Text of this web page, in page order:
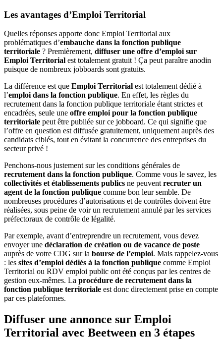
Les avantages d’Emploi Territorial
Quelles réponses apporte donc Emploi Territorial aux
problématiques d’embauche dans la fonction publique
territoriale ? Premièrement, diffuser une offre d’emploi sur
Emploi Territorial est totalement gratuit ! Ça peut paraître anodin
puisque de nombreux jobboards sont gratuits.
La différence est que Emploi Territorial est totalement dédié à
l’emploi dans la fonction publique. En effet, les règles du
recrutement dans la fonction publique territoriale étant strictes et
encadrées, seule une offre emploi pour la fonction publique
territoriale peut être publiée sur ce jobboard. Ce qui signifie que
l’offre en question est diffusée gratuitement, uniquement auprès des
candidats ciblés, tout en évitant la concurrence des entreprises du
secteur privé !
Penchons-nous justement sur les conditions générales de
recrutement dans la fonction publique. Comme vous le savez, les
collectivités et établissements publics ne peuvent recruter un
agent de la fonction publique comme bon leur semble. De
nombreuses procédures d’autorisations et de contrôles doivent être
réalisées, sous peine de voir un recrutement annulé par les services
préfectoraux de contrôle de légalité.
Par exemple, avant d’entreprendre un recrutement, vous devez
envoyer une déclaration de création ou de vacance de poste
auprès de votre CDG sur la bourse de l’emploi. Mais rappelez-vous
: les sites d’emploi dédiés à la fonction publique comme Emploi
Territorial ou RDV emploi public ont été conçus par les centres de
gestion eux-mêmes. La procédure de recrutement dans la
fonction publique territoriale est donc directement prise en compte
par ces plateformes.
Diffuser une annonce sur Emploi
Territorial avec Beetween en 3 étapes